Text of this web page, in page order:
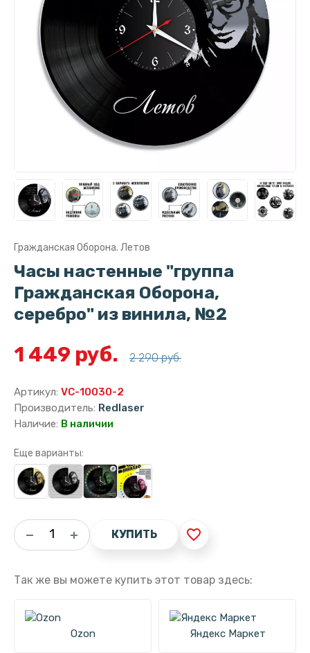
Гражданская Оборона. Летов
Часы настенные "группа
Гражданская Оборона,
серебро" из винила, №2
1 449 руб. 2 290 руб.
Артикул: VC-10030-2
Производитель: Redlaser
Наличие: В наличии
Еще варианты:
КУПИТЬ favorite_border
Так же вы можете купить этот товар здесь:
Ozon Яндекс Маркет